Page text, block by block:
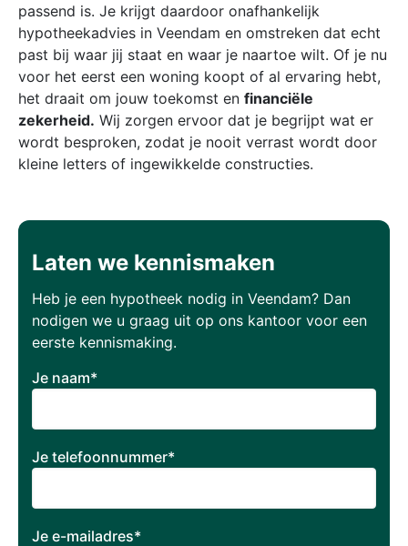
passend is. Je krijgt daardoor onafhankelijk
hypotheekadvies in Veendam en omstreken dat echt
past bij waar jij staat en waar je naartoe wilt. Of je nu
voor het eerst een woning koopt of al ervaring hebt,
het draait om jouw toekomst en financiële
zekerheid. Wij zorgen ervoor dat je begrijpt wat er
wordt besproken, zodat je nooit verrast wordt door
kleine letters of ingewikkelde constructies.
Laten we kennismaken
Heb je een hypotheek nodig in Veendam? Dan
nodigen we u graag uit op ons kantoor voor een
eerste kennismaking.
Je naam*
Je telefoonnummer*
Je e-mailadres*